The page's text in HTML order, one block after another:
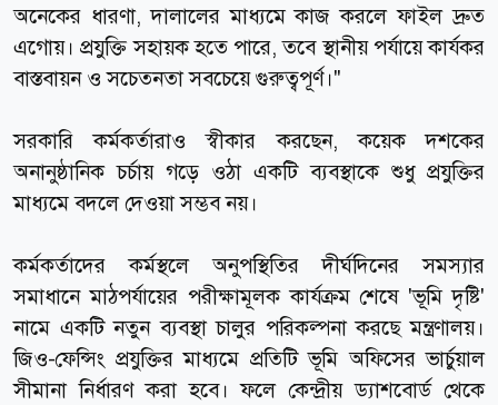
অনেকের ধারণা, দালালের মাধ্যমে কাজ করলে ফাইল দ্রুত
এগোয়। প্রযুক্তি সহায়ক হতে পারে, তবে স্থানীয় পর্যায়ে কার্যকর
বাস্তবায়ন ও সচেতনতা সবচেয়ে গুরুত্বপূর্ণ।"
সরকারি কর্মকর্তারাও স্বীকার করছেন, কয়েক দশকের
অনানুষ্ঠানিক চর্চায় গড়ে ওঠা একটি ব্যবস্থাকে শুধু প্রযুক্তির
মাধ্যমে বদলে দেওয়া সম্ভব নয়।
কর্মকর্তাদের কর্মস্থলে অনুপস্থিতির দীর্ঘদিনের সমস্যার
সমাধানে মাঠপর্যায়ের পরীক্ষামূলক কার্যক্রম শেষে 'ভূমি দৃষ্টি'
নামে একটি নতুন ব্যবস্থা চালুর পরিকল্পনা করছে মন্ত্রণালয়।
জিও-ফেন্সিং প্রযুক্তির মাধ্যমে প্রতিটি ভূমি অফিসের ভার্চুয়াল
সীমানা নির্ধারণ করা হবে। ফলে কেন্দ্রীয় ড্যাশবোর্ড থেকে